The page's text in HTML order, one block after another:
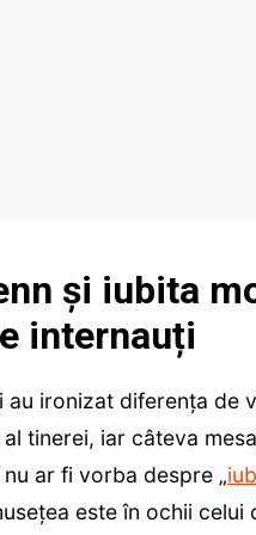
și iubita
internauți
au ironizat diferența de
tinerei, iar câteva
ar fi vorba despre „
este în ochii